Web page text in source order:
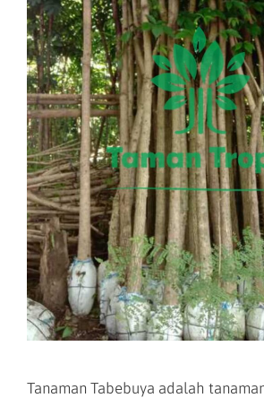
Tanaman Tabebuya adalah